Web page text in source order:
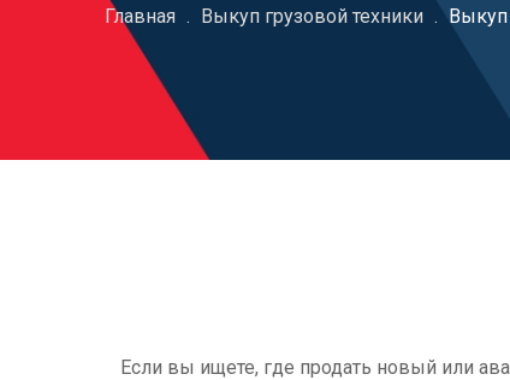
Главная . Выкуп грузовой техники . Выкуп
Если вы ищете, где продать новый или